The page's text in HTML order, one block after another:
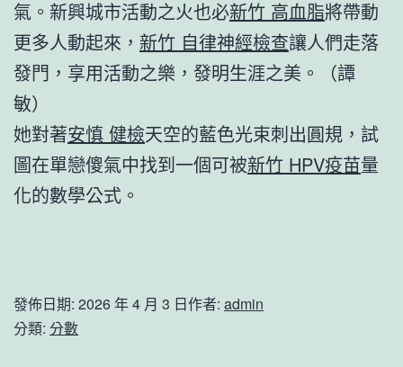
氣。新興城市活動之火也必新竹 高血脂將帶動
更多人動起來， 新竹 自律神經檢查讓人們走落
發門，享用活動之樂，發明生涯之美。（譚
敏）
她對著安慎 健檢天空的藍色光束刺出圓規，試
圖在單戀傻氣中找到一個可被新竹 HPV疫苗量
化的數學公式。
發佈日期: 2026 年 4 月 3 日作者: admin
分類: 分數